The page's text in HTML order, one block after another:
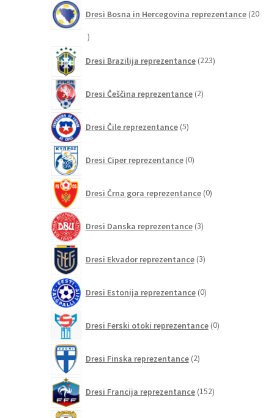
Dresi Bosna in Hercegovina reprezentance 20
20
Dresi Brazilija reprezentance 223izdelkov
Dresi Češčina reprezentance 2izdelka
Dresi Čile reprezentance 5izdelkov
Dresi Ciper reprezentance 0izdelkov
Dresi Črna gora reprezentance 0izdelkov
Dresi Danska reprezentance 3izdelki
Dresi Ekvador reprezentance 3izdelki
Dresi Estonija reprezentance 0izdelkov
Dresi Ferski otoki reprezentance 0izdelkov
Dresi Finska reprezentance 2izdelka
Dresi Francija reprezentance 152izdelkov